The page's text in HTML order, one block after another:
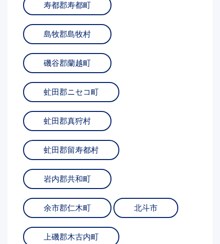
寿都郡寿都町
島牧郡島牧村
磯谷郡蘭越町
虻田郡ニセコ町
虻田郡真狩村
虻田郡留寿都村
岩内郡共和町
余市郡仁木町 北斗市
上磯郡木古内町